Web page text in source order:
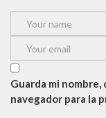
Guarda mi
navegador para la